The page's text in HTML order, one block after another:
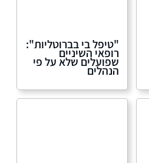
"טיפל בי בברוטליות":
רופאי השיניים
שפועלים שלא על פי
הנהלים